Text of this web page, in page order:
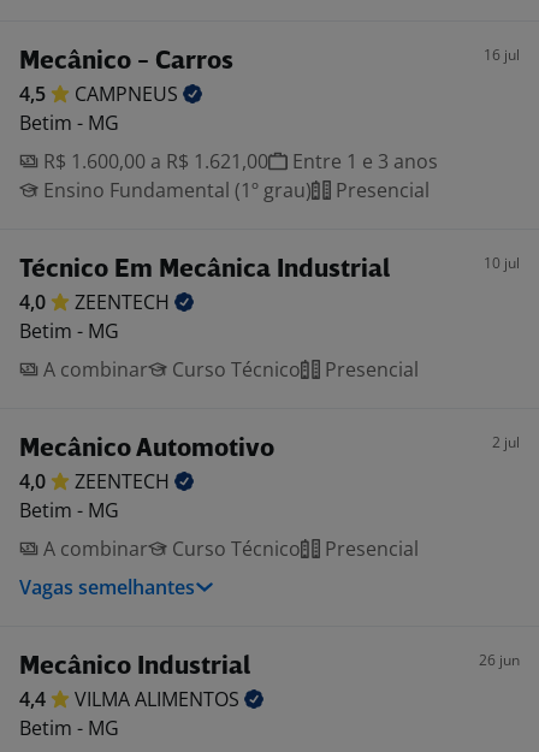
Mecânico - Carros 16 jul
4,5
CAMPNEUS
Betim - MG
R$ 1.600,00 a R$ 1.621,00
Entre 1 e 3 anos
Ensino Fundamental (1º grau)
Presencial
Técnico Em Mecânica Industrial 10 jul
4,0
ZEENTECH
Betim - MG
A combinar
Curso Técnico Presencial
Mecânico Automotivo 2 jul
4,0
ZEENTECH
Betim - MG
A combinar
Curso Técnico
Presencial
Vagas semelhantes
Mecânico Industrial 26 jun
4,4 VILMAALIMENTOS
Betim - MG